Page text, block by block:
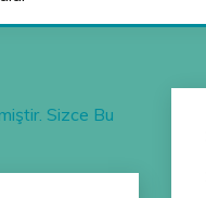
Sizce Bu